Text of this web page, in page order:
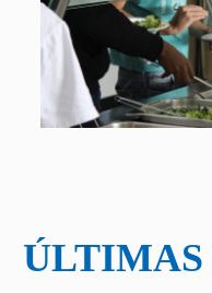
ÚLTIMAS